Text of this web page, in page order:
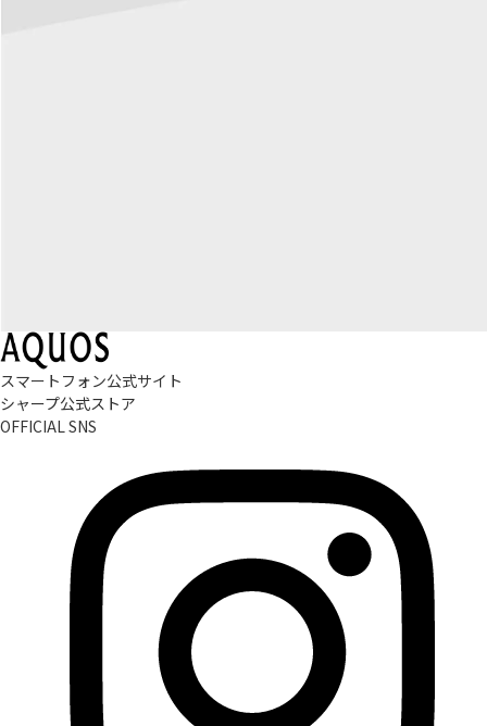
スマートフォン公式サイト
シャープ公式ストア
OFFICIAL SNS